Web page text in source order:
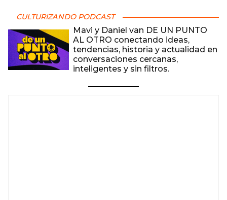
CULTURIZANDO PODCAST
Mavi y Daniel van DE UN PUNTO
AL OTRO conectando ideas,
tendencias, historia y actualidad en
conversaciones cercanas,
inteligentes y sin filtros.